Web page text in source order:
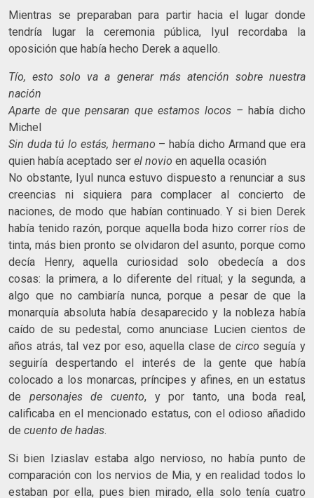
Mientras se preparaban para partir hacia el lugar donde
tendría lugar la ceremonia pública, Iyul recordaba la
oposición que había hecho Derek a aquello.
Tío, esto solo va a generar más atención sobre nuestra
nación
Aparte de que pensaran que estamos locos – había dicho
Michel
Sin duda tú lo estás, hermano – había dicho Armand que era
quien había aceptado ser el novio en aquella ocasión
No obstante, Iyul nunca estuvo dispuesto a renunciar a sus
creencias ni siquiera para complacer al concierto de
naciones, de modo que habían continuado. Y si bien Derek
había tenido razón, porque aquella boda hizo correr ríos de
tinta, más bien pronto se olvidaron del asunto, porque como
decía Henry, aquella curiosidad solo obedecía a dos
cosas: la primera, a lo diferente del ritual; y la segunda, a
algo que no cambiaría nunca, porque a pesar de que la
monarquía absoluta había desaparecido y la nobleza había
caído de su pedestal, como anunciase Lucien cientos de
años atrás, tal vez por eso, aquella clase de circo seguía y
seguiría despertando el interés de la gente que había
colocado a los monarcas, príncipes y afines, en un estatus
de personajes de cuento, y por tanto, una boda real,
calificaba en el mencionado estatus, con el odioso añadido
de cuento de hadas.
Si bien Iziaslav estaba algo nervioso, no había punto de
comparación con los nervios de Mia, y en realidad todos lo
estaban por ella, pues bien mirado, ella solo tenía cuatro